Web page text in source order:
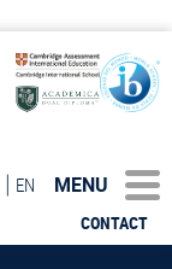
CONTACT
EN MENU